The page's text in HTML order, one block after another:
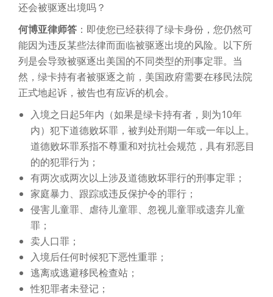
还会被驱逐出境吗？
何博亚律师答 ：即使您已经获得了绿卡身份，您仍然可
能因为违反某些法律而面临被驱逐出境的风险。以下所
列是会导致被驱逐出美国的不同类型的刑事定罪。当
然，绿卡持有者被驱逐之前，美国政府需要在移民法院
正式地起诉，被告也有应诉的机会。
入境之日起5年内（如果是绿卡持有者，则为10年
内）犯下道德败坏罪，被判处刑期一年或一年以上。
道德败坏罪系指不尊重和对抗社会规范，具有邪恶目
的的犯罪行为；
有两次或两次以上涉及道德败坏罪行的刑事定罪；
家庭暴力、跟踪或违反保护令的罪行；
侵害儿童罪、虐待儿童罪、忽视儿童罪或遗弃儿童
罪；
卖人口罪；
入境后任何时候犯下恶性重罪；
逃离或逃避移民检查站；
性犯罪者未登记；